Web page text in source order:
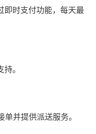
即时支付功能，每天最
。
并提供派送服务。